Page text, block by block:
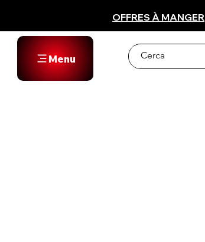
OFFRES À MANGER
Menu